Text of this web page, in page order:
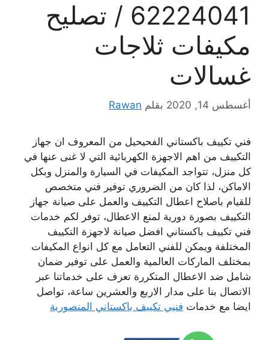
62224041 / تصليح
مكيفات ثلاجات
غسالات
أغسطس 14, 2020 بقلم Rawan
فني تكييف باكستاني الفحيحيل من المعروف ان جهاز
التكييف من اهم الاجهزة الكهربائية التي لا غنى عنها في
كل منزل، تتواجد المكيفات في السيارة والمنزل وبكل
الاماكن، لذا كان من الضروري توفير فني متخصص
للقيام باصلاح اعطال التكييف والعمل على صيانة جهاز
التكييف بصورة دورية لمنع الاعطال، توفر لكم خدمات
فني تكييف باكستاني افضل صيانة لاجهزة التكييف
المختلفة ويمكن للفني التعامل مع كل انواع المكيفات
بمختلف الماركات العالمية والعمل على توفير ضمان
شامل ضد الاعطال المتكررة تعرف على خدماتنا عبر
الاتصال بنا على مدار الاربع والعشرين ساعة، تواصل
ايضا مع خدمات فنيي تكييف باكستاني المنصورية